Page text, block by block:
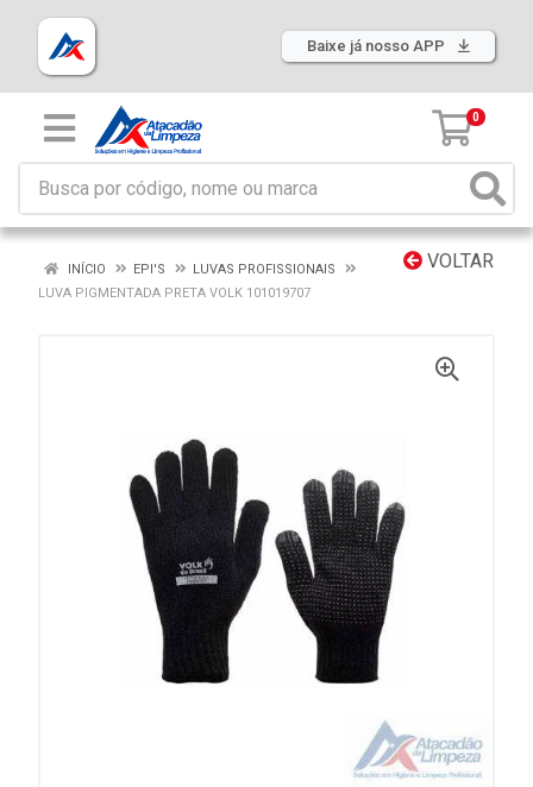
Baixe já nosso APP
0
VOLTAR
INÍCIO EPI'S
LUVAS PROFISSIONAIS
LUVA PIGMENTADA PRETA VOLK 101019707